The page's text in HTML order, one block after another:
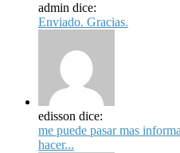
admin dice:
Enviado. Gracias.
edisson dice:
me puede pasar mas
hacer...